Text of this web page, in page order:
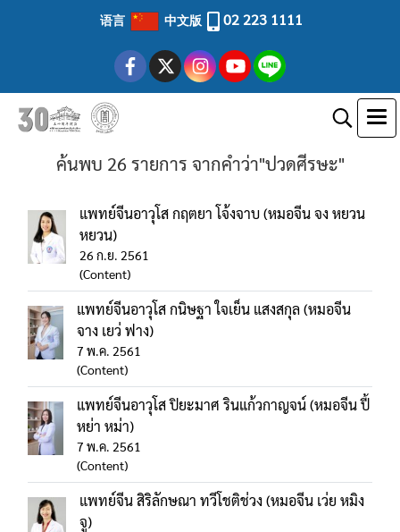
语言 中文版 02 223 1111
ค้นพบ 26 รายการ จากคำว่า"ปวดศีรษะ"
แพทย์จีนอาวุโส กฤตยา โจ้งจาบ (หมอจีน จง หยวน
หยวน)
26 ก.ย. 2561
(Content)
แพทย์จีนอาวุโส กนิษฐา ใจเย็น แสงสกุล (หมอจีน
จาง เยว่ ฟาง)
7 พ.ค. 2561
(Content)
แพทย์จีนอาวุโส ปิยะมาศ รินแก้วกาญจน์ (หมอจีน ปี้
หย่า หม่า)
7 พ.ค. 2561
(Content)
แพทย์จีน สิริลักษณา ทวีโชติช่วง (หมอจีน เว่ย หมิง
จู)